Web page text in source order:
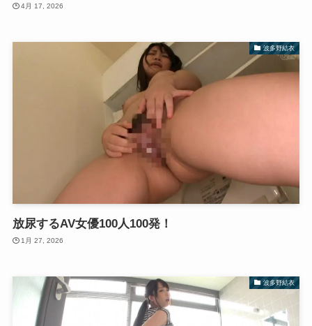
4月 17, 2026
波多野結衣
放尿するAV女優100人100発！
1月 27, 2026
波多野結衣